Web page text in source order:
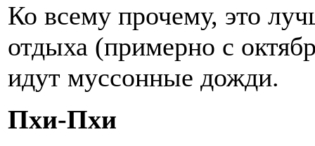
Ко всему прочему, это
отдыха (примерно с
идут муссонные дожди.
Пхи-Пхи